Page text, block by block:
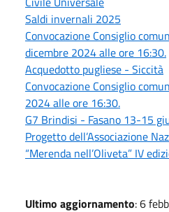
Saldi invernali 2025
Convocazione Consiglio
dicembre 2024 alle ore 16:30.
Acquedotto pugliese - Siccità
Convocazione Consiglio
2024 alle ore 16:30.
G7 Brindisi - Fasano 13-15
Progetto dell’Associazione
“Merenda nell’Oliveta” IV
Ultimo aggiornamento: 6